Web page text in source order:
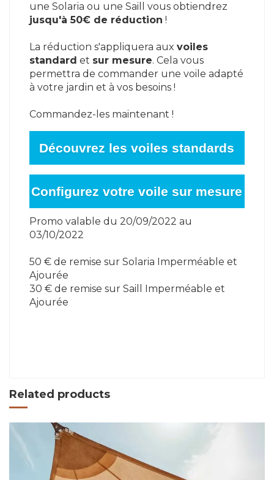
une Solaria ou une Saill vous obtiendrez
jusqu'à 50€ de réduction !
La réduction s'appliquera aux voiles
standard et sur mesure. Cela vous
permettra de commander une voile adapté
à votre jardin et à vos besoins !
Commandez-les maintenant !
Découvrez les voiles standards
Configurez votre voile sur mesure
Promo valable du 20/09/2022 au
03/10/2022
50 € de remise sur Solaria Imperméable et
Ajourée
30 € de remise sur Saill Imperméable et
Ajourée
Related products